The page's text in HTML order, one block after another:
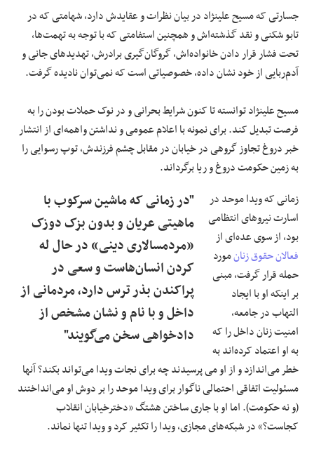
جسارتی که مسیح علینژاد در بیان نظرات و عقایدش دارد، شهامتی که در
تابو شکنی و نقد گذشته‌اش و همچنین استفامتی که با توجه به تهمت‌ها،
تحت فشار قرار دادن خانواده‌اش، گروگان‌گیری برادرش، تهدیدهای جانی و
آدم‌ربایی از خود نشان داده، خصوصیاتی است که نمی‌توان نادیده گرفت.
مسیح علینژاد توانسته تا کنون شرایط بحرانی و در نوک حملات بودن را به
فرصت تبدیل کند. برای نمونه با اعلام عمومی و نداشتن واهمه‌ای از انتشار
خبر دروغ تجاوز گروهی در خیابان در مقابل چشم فرزندش، توپ رسوایی را
به زمین حکومت دروغ و ریا برگرداند.
"در زمانی که ماشین سرکوب با
ماهیتی عریان و بدون بزک دوزک
«مردمسالاری دینی» در حال له
کردن انسان‌هاست و سعی در
پراکندن بذر ترس دارد، مردمانی از
داخل و با نام و نشان مشخص از
دادخواهی سخن می‌گویند"
زمانی که ویدا موحد در
اسارت نیروهای انتظامی
بود، از سوی عده‌ای از
فعالان حقوق زنانمورد
حمله قرار گرفت، مبنی
بر اینکه او با ایجاد
التهاب در جامعه،
امنیت زنان داخل را که
به او اعتماد کرده‌اند به
خطر می‌اندازد و از او می پرسیدند چه برای نجات ویدا می‌تواند بکند؟ آنها
مسئولیت اتفاقی احتمالی ناگوار برای ویدا موحد را بر دوش او می‌انداختند
(و نه حکومت). اما او با جاری ساختن هشتگ «دخترخیابان انقلاب
کجاست؟» در شبکه‌های مجازی، ویدا را تکثیر کرد و ویدا تنها نماند.